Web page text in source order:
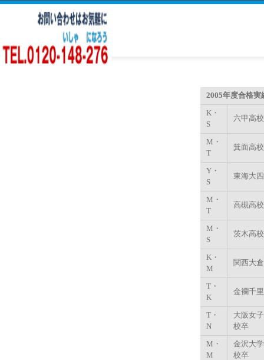
2005年度合格
K・
S
六甲高
M・
T
箕面高
Y・
S
東海大
M・
T
高槻高
M・
S
茨木高
K・
M
関西大
T・
K
金襴千
T・
N
大阪女
校卒
M・
M
金沢大
校卒